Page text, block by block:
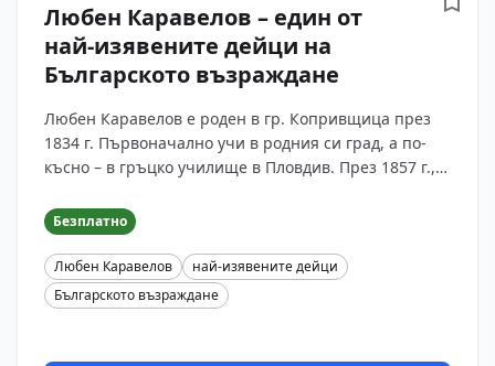
Любен Каравелов – един от
най-изявените дейци на
Българското възраждане
Любен Каравелов е роден в гр. Копривщица през
1834 г. Първоначално учи в родния си град, а по-
късно – в гръцко училище в Пловдив. През 1857 г.,
образование, замина...
Безплатно
Любен Каравелов
най-изявените дейци
Българското възраждане